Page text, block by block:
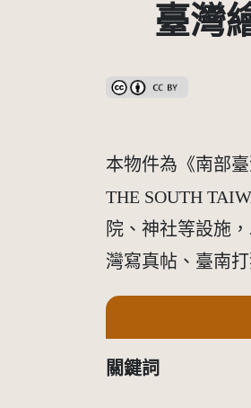
臺灣
創用CC姓名標
本物件為《南部
THE SOUTH
院、神社等設施
灣寫真帖、臺南
關鍵詞